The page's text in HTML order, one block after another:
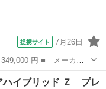
提携サイト 7月26日
■ グレード名：
ックカメラ 両側電動
ハイブリッド Ｚ プレ